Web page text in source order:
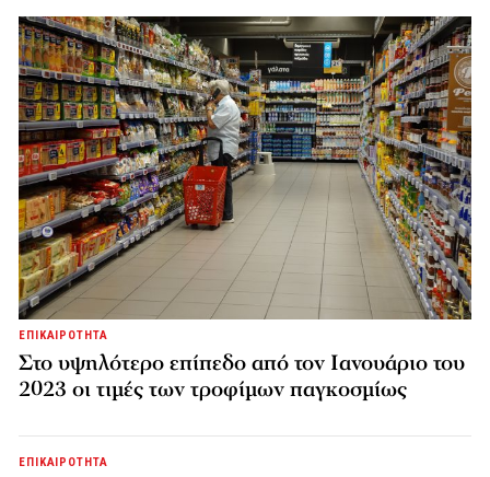
ΕΠΙΚΑΙΡΟΤΗΤΑ
Στο υψηλότερο επίπεδο από τον Ιανουάριο του
2023 οι τιμές των τροφίμων παγκοσμίως
ΕΠΙΚΑΙΡΟΤΗΤΑ